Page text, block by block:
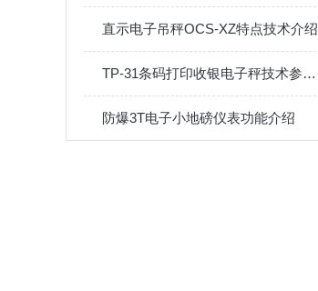
直示电子吊秤OCS-XZ特点技术介绍
TP-31条码打印收银电子秤技术参数概况
防爆3T电子小地磅仪表功能介绍